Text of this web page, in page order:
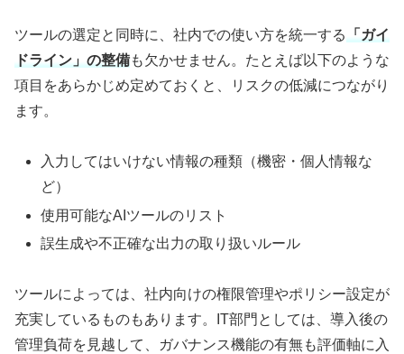
ツールの選定と同時に、社内での使い方を統一する
「ガイ
ドライン」の整備も欠かせません。たとえば以下のような
項目をあらかじめ定めておくと、リスクの低減につながり
ます。
入力してはいけない情報の種類（機密・個人情報な
ど）
使用可能なAIツールのリスト
誤生成や不正確な出力の取り扱いルール
ツールによっては、社内向けの権限管理やポリシー設定が
充実しているものもあります。IT部門としては、導入後の
管理負荷を見越して、ガバナンス機能の有無も評価軸に入